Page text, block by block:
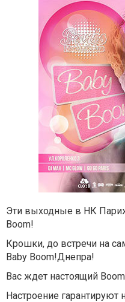
Эти выходные в НК
Boom!
Крошки, до встречи на
Baby Boom!Днепра!
Вас ждет настоящий
Настроение гарантируют